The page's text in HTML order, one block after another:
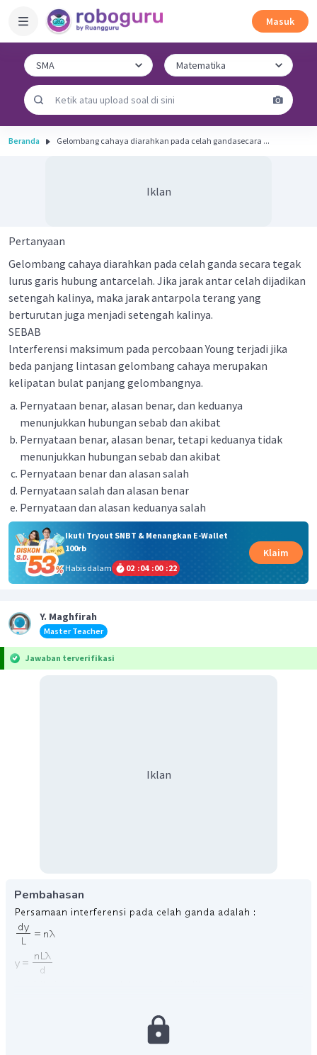
Masuk
Beranda Gelombang cahaya diarahkan pada celah gandasecara ...
Iklan
Pertanyaan
Gelombang cahaya diarahkan pada celah ganda secara tegak
lurus garis hubung antarcelah. Jika jarak antar celah dijadikan
setengah kalinya, maka jarak antarpola terang yang
berturutan juga menjadi setengah kalinya.
SEBAB
lnterferensi maksimum pada percobaan Young terjadi jika
beda panjang lintasan gelombang cahaya merupakan
kelipatan bulat panjang gelombangnya.
Pernyataan benar, alasan benar, dan keduanya
menunjukkan hubungan sebab dan akibat
Pernyataan benar, alasan benar, tetapi keduanya tidak
menunjukkan hubungan sebab dan akibat
Pernyataan benar dan alasan salah
Pernyataan salah dan alasan benar
Pernyataan dan alasan keduanya salah
Ikuti Tryout SNBT & Menangkan E-Wallet
100rb
Habis dalam
02 :04 :00 :22
Klaim
Y. Maghfirah
Master Teacher
Jawaban terverifikasi
Iklan
Pembahasan